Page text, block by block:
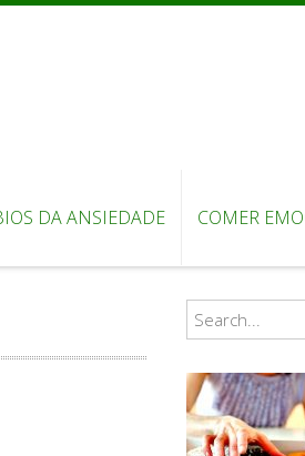
DA ANSIEDADE COMER